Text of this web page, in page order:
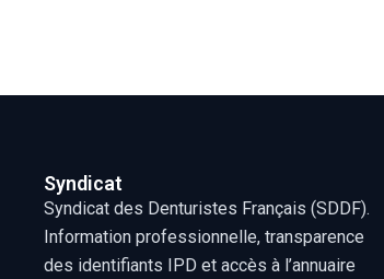
Syndicat
Syndicat des Denturistes Français (SDDF).
Information professionnelle, transparence
des identifiants IPD et accès à l’annuaire